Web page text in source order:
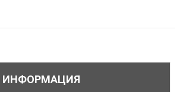
ИНФОРМАЦИЯ